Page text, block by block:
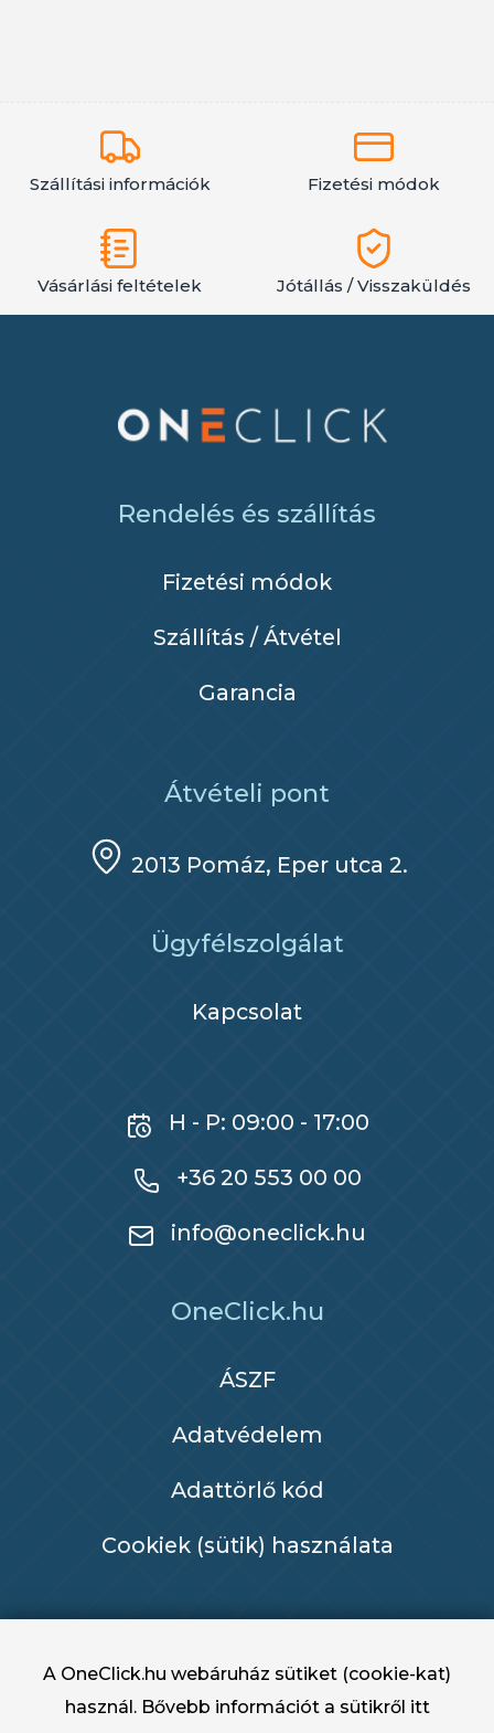
Szállítási információk Fizetési módok
Vásárlási feltételek Jótállás / Visszaküldés
Rendelés és szállítás
Fizetési módok
Szállítás / Átvétel
Garancia
Átvételi pont
2013 Pomáz, Eper utca 2.
Ügyfélszolgálat
Kapcsolat
H - P: 09:00 - 17:00
+36 20 553 00 00
info@oneclick.hu
OneClick.hu
ÁSZF
Adatvédelem
Adattörlő kód
Cookiek (sütik) használata
A OneClick.hu webáruház sütiket (cookie-kat)
használ. Bővebb információt a sütikről itt